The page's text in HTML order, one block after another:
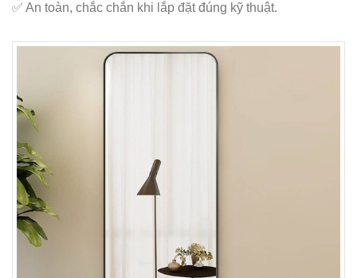
✅ An toàn, chắc chắn khi lắp đặt đúng kỹ thuật.